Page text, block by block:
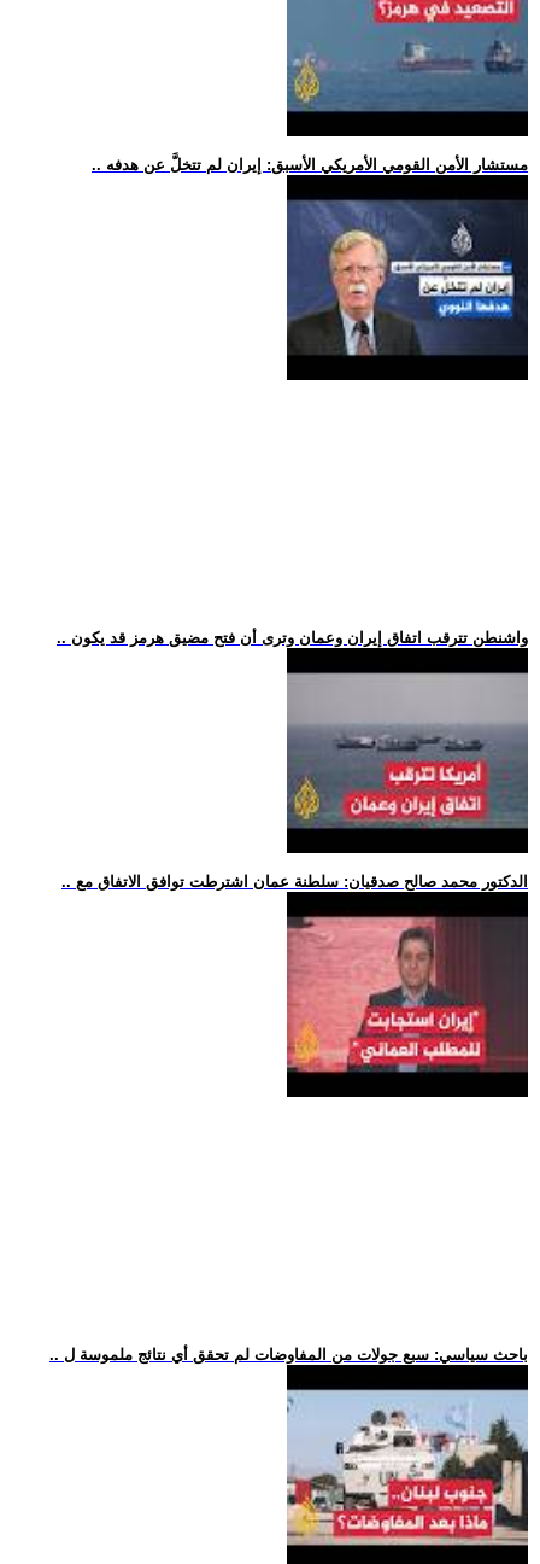
.. مستشار الأمن القومي الأمريكي الأسبق: إيران لم تتخلَّ عن هدفه
.. واشنطن تترقب اتفاق إيران وعمان وترى أن فتح مضيق هرمز قد يكون
.. الدكتور محمد صالح صدقيان: سلطنة عمان اشترطت توافق الاتفاق مع
.. باحث سياسي: سبع جولات من المفاوضات لم تحقق أي نتائج ملموسة ل